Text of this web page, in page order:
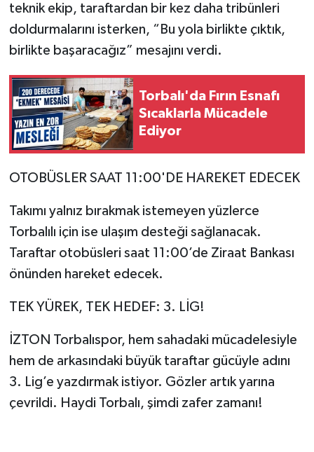
teknik ekip, taraftardan bir kez daha tribünleri
doldurmalarını isterken, “Bu yola birlikte çıktık,
birlikte başaracağız” mesajını verdi.
Torbalı'da Fırın Esnafı
Sıcaklarla Mücadele
Ediyor
OTOBÜSLER SAAT 11:00'DE HAREKET EDECEK
Takımı yalnız bırakmak istemeyen yüzlerce
Torbalılı için ise ulaşım desteği sağlanacak.
Taraftar otobüsleri saat 11:00’de Ziraat Bankası
önünden hareket edecek.
TEK YÜREK, TEK HEDEF: 3. LİG!
İZTON Torbalıspor, hem sahadaki mücadelesiyle
hem de arkasındaki büyük taraftar gücüyle adını
3. Lig’e yazdırmak istiyor. Gözler artık yarına
çevrildi. Haydi Torbalı, şimdi zafer zamanı!